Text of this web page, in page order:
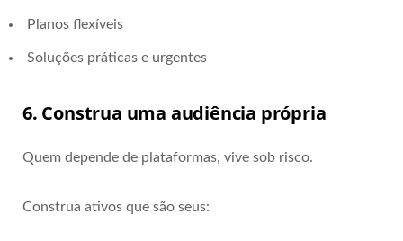
Planos flexíveis
Soluções práticas e urgentes
6. Construa uma audiência própria
Quem depende de plataformas, vive sob risco.
Construa ativos que são seus: